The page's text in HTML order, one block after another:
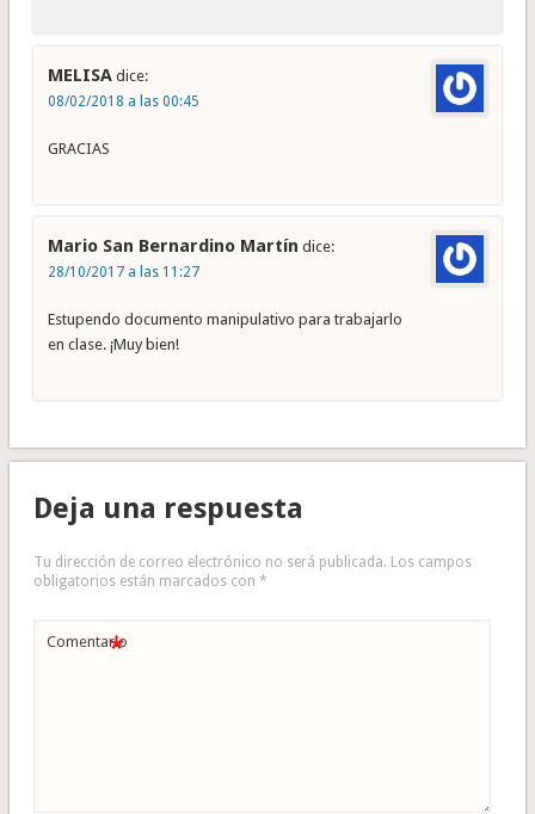
MELISA dice:
08/02/2018 a las 00:45
GRACIAS
Mario San Bernardino Martín dice:
28/10/2017 a las 11:27
Estupendo documento manipulativo para trabajarlo
en clase. ¡Muy bien!
Deja una respuesta
Tu dirección de correo electrónico no será publicada. Los campos
obligatorios están marcados con *
Comentario
*